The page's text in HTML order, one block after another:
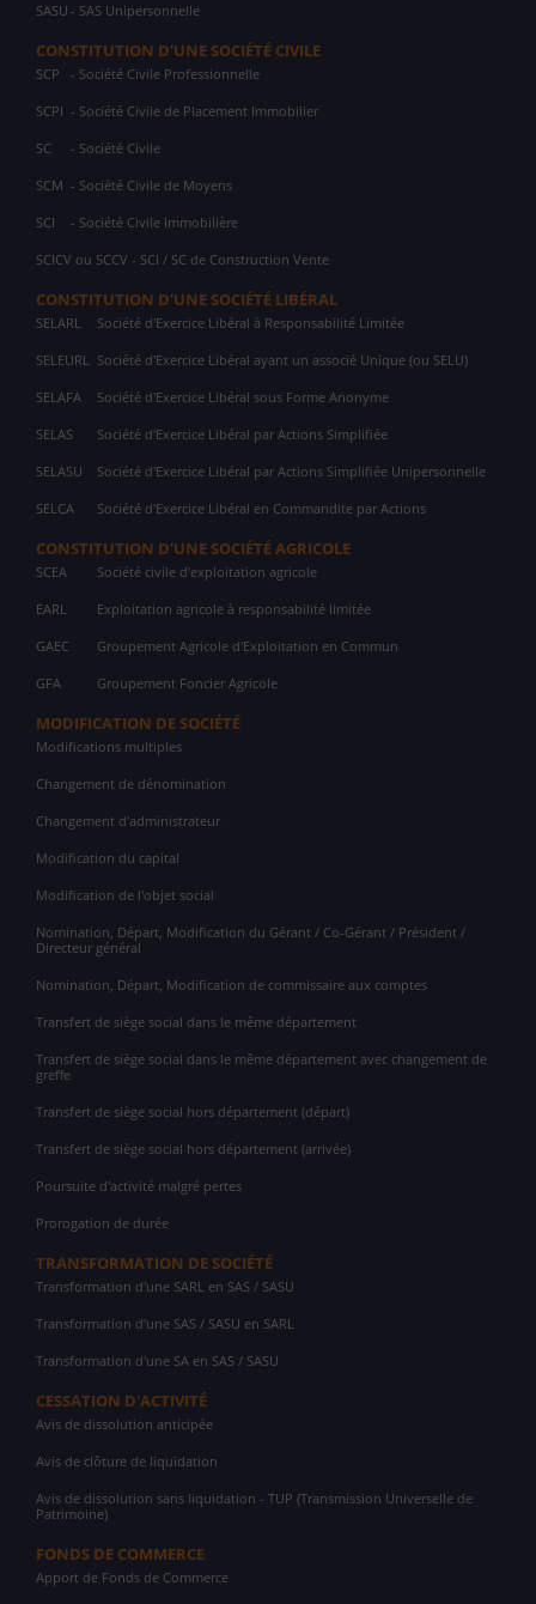
SASU - SAS Unipersonnelle
CONSTITUTION D'UNE SOCIÉTÉ CIVILE
SCP - Société Civile Professionnelle
SCPI - Société Civile de Placement Immobilier
SC - Société Civile
SCM - Société Civile de Moyens
SCI - Société Civile Immobilière
SCICV ou SCCV - SCI / SC de Construction Vente
CONSTITUTION D'UNE SOCIÉTÉ LIBÉRAL
SELARL Société d'Exercice Libéral à Responsabilité Limitée
SELEURL Société d'Exercice Libéral ayant un associé Unique (ou SELU)
SELAFA Société d'Exercice Libéral sous Forme Anonyme
SELAS Société d'Exercice Libéral par Actions Simplifiée
SELASU Société d'Exercice Libéral par Actions Simplifiée Unipersonnelle
SELCA Société d'Exercice Libéral en Commandite par Actions
CONSTITUTION D'UNE SOCIÉTÉ AGRICOLE
SCEA Société civile d'exploitation agricole
EARL Exploitation agricole à responsabilité limitée
GAEC Groupement Agricole d'Exploitation en Commun
GFA Groupement Foncier Agricole
MODIFICATION DE SOCIÉTÉ
Modifications multiples
Changement de dénomination
Changement d'administrateur
Modification du capital
Modification de l'objet social
Nomination, Départ, Modification du Gérant / Co-Gérant / Président /
Directeur général
Nomination, Départ, Modification de commissaire aux comptes
Transfert de siège social dans le même département
Transfert de siège social dans le même département avec changement de
greffe
Transfert de siège social hors département (départ)
Transfert de siège social hors département (arrivée)
Poursuite d'activité malgré pertes
Prorogation de durée
TRANSFORMATION DE SOCIÉTÉ
Transformation d'une SARL en SAS / SASU
Transformation d'une SAS / SASU en SARL
Transformation d'une SA en SAS / SASU
CESSATION D'ACTIVITÉ
Avis de dissolution anticipée
Avis de clôture de liquidation
Avis de dissolution sans liquidation - TUP (Transmission Universelle de
Patrimoine)
FONDS DE COMMERCE
Apport de Fonds de Commerce